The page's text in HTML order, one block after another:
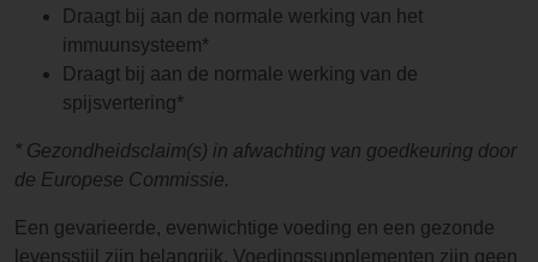
Draagt bij aan de normale werking van het
immuunsysteem*
Draagt bij aan de normale werking van de
spijsvertering*
* Gezondheidsclaim(s) in afwachting van goedkeuring door
de Europese Commissie.
Een gevarieerde, evenwichtige voeding en een gezonde
levensstijl zijn belangrijk. Voedingssupplementen zijn geen